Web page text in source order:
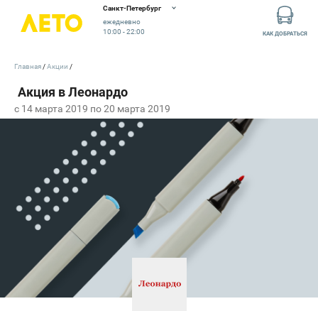
Санкт-Петербург
ежедневно
10:00 - 22:00
КАК ДОБРАТЬСЯ
c 14 марта 2019 по 20 марта 2019
Главная Акции